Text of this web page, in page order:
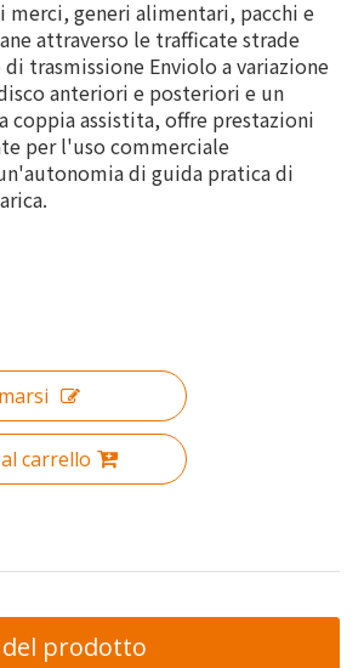
generi alimentari, pacchi e
attraverso le trafficate strade
trasmissione Enviolo a variazione
anteriori e posteriori e un
coppia assistita, offre prestazioni
per l'uso commerciale
di guida pratica di
carrello
del prodotto